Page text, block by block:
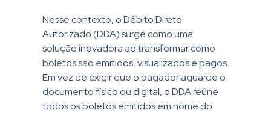
Nesse contexto, o Débito Direto
Autorizado (DDA) surge como uma
solução inovadora ao transformar como
boletos são emitidos, visualizados e pagos.
Em vez de exigir que o pagador aguarde o
documento físico ou digital, o DDA reúne
todos os boletos emitidos em nome do